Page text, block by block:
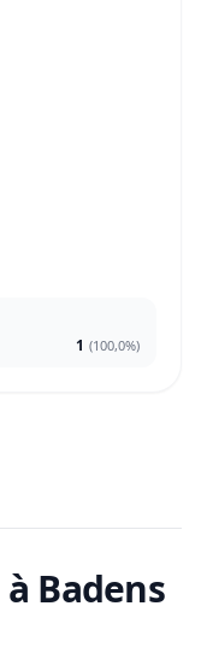
1 (100,0%)
à Badens